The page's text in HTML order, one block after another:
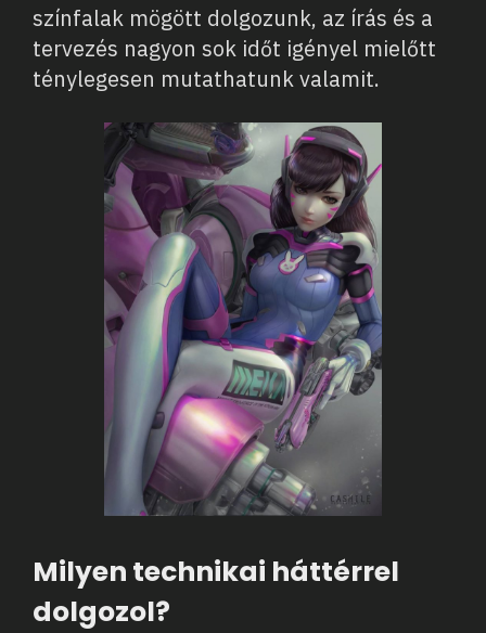
színfalak mögött dolgozunk, az írás és a
tervezés nagyon sok időt igényel mielőtt
ténylegesen mutathatunk valamit.
Milyen technikai háttérrel
dolgozol?